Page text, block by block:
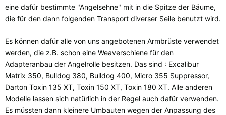
eine dafür bestimmte "Angelsehne" mit in die Spitze der Bäume,
die für den dann folgenden Transport diverser Seile benutzt wird.
Es können dafür alle von uns angebotenen Armbrüste verwendet
werden, die z.B. schon eine Weaverschiene für den
Adapteranbau der Angelrolle besitzen. Das sind : Excalibur
Matrix 350, Bulldog 380, Bulldog 400, Micro 355 Suppressor,
Darton Toxin 135 XT, Toxin 150 XT, Toxin 180 XT. Alle anderen
Modelle lassen sich natürlich in der Regel auch dafür verwenden.
Es müssten dann kleinere Umbauten wegen der Anpassung des